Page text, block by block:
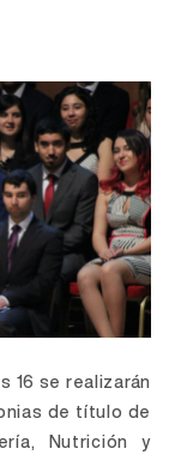
16 se realizarán
de título de
Nutrición y